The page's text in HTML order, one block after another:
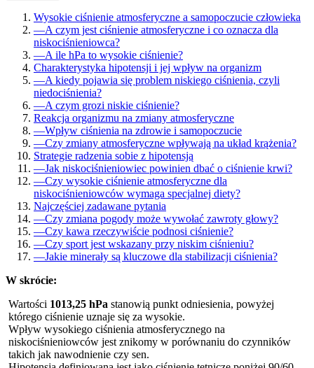
Wysokie ciśnienie atmosferyczne a samopoczucie człowieka
—A czym jest ciśnienie atmosferyczne i co oznacza dla
niskociśnieniowca?
—A ile hPa to wysokie ciśnienie?
Charakterystyka hipotensji i jej wpływ na organizm
—A kiedy pojawia się problem niskiego ciśnienia, czyli
niedociśnienia?
—A czym grozi niskie ciśnienie?
Reakcja organizmu na zmiany atmosferyczne
—Wpływ ciśnienia na zdrowie i samopoczucie
—Czy zmiany atmosferyczne wpływają na układ krążenia?
Strategie radzenia sobie z hipotensją
—Jak niskociśnieniowiec powinien dbać o ciśnienie krwi?
—Czy wysokie ciśnienie atmosferyczne dla
niskociśnieniowców wymaga specjalnej diety?
Najczęściej zadawane pytania
—Czy zmiana pogody może wywołać zawroty głowy?
—Czy kawa rzeczywiście podnosi ciśnienie?
—Czy sport jest wskazany przy niskim ciśnieniu?
—Jakie minerały są kluczowe dla stabilizacji ciśnienia?
W skrócie:
Wartości 1013,25 hPa stanowią punkt odniesienia, powyżej
którego ciśnienie uznaje się za wysokie.
Wpływ wysokiego ciśnienia atmosferycznego na
niskociśnieniowców jest znikomy w porównaniu do czynników
takich jak nawodnienie czy sen.